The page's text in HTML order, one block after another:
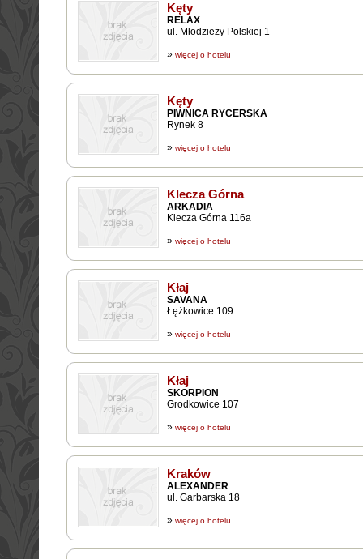
Kęty
RELAX
ul. Młodzieży Polskiej 1
» więcej o hotelu
Kęty
PIWNICA RYCERSKA
Rynek 8
» więcej o hotelu
Klecza Górna
ARKADIA
Klecza Górna 116a
» więcej o hotelu
Kłaj
SAVANA
Łężkowice 109
» więcej o hotelu
Kłaj
SKORPION
Grodkowice 107
» więcej o hotelu
Kraków
ALEXANDER
ul. Garbarska 18
» więcej o hotelu